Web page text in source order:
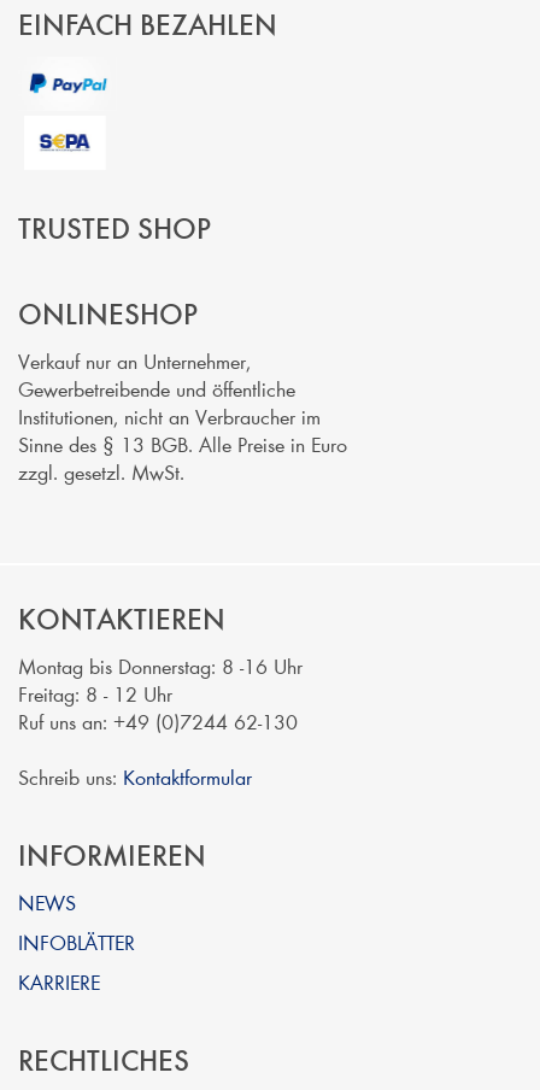
EINFACH BEZAHLEN
TRUSTED SHOP
ONLINESHOP
Verkauf nur an Unternehmer,
Gewerbetreibende und öffentliche
Institutionen, nicht an Verbraucher im
Sinne des § 13 BGB. Alle Preise in Euro
zzgl. gesetzl. MwSt.
KONTAKTIEREN
Montag bis Donnerstag: 8 -16 Uhr
Freitag: 8 - 12 Uhr
Ruf uns an: +49 (0)7244 62-130
Schreib uns: Kontaktformular
INFORMIEREN
NEWS
INFOBLÄTTER
KARRIERE
RECHTLICHES